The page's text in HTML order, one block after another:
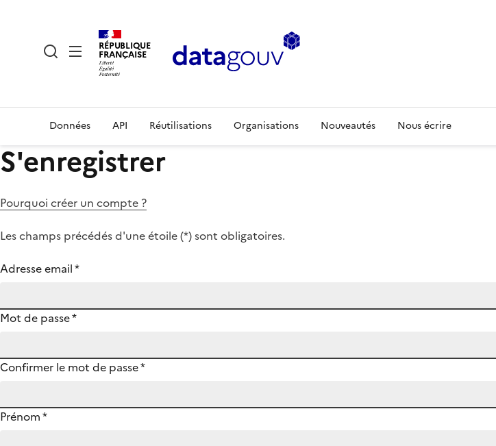
RÉPUBLIQUE
FRANÇAISE
Données API Réutilisations Organisations Nouveautés Nous écrire
S'enregistrer
Pourquoi créer un compte ?
Les champs précédés d'une étoile (*) sont obligatoires.
Adresse email*
Mot de passe*
Confirmer le mot de passe*
Prénom*